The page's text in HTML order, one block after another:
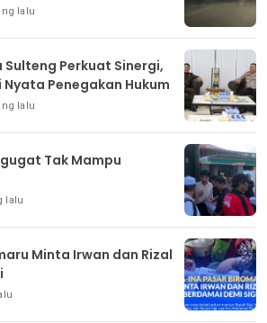
lalu
Perkuat Sinergi,
Penegakan Hukum
lalu
Tak Mampu
lalu
Minta Irwan dan Rizal